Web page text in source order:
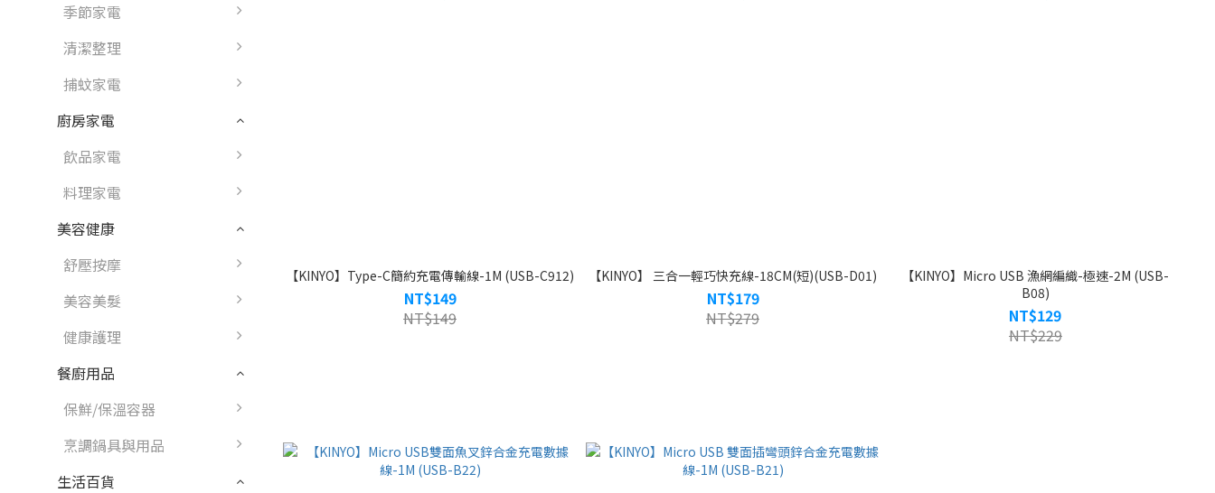
季節家電
清潔整理
捕蚊家電
廚房家電
飲品家電
料理家電
美容健康
舒壓按摩
美容美髮
健康護理
餐廚用品
保鮮/保溫容器
烹調鍋具與用品
生活百貨
【KINYO】Type-C簡約充電傳輸線-1M (USB-C912)
NT$149
NT$149
【KINYO】 三合一輕巧快充線-18CM(短)(USB-D01)
NT$179
NT$279
【KINYO】Micro USB 漁網編織-極速-2M (USB-
B08)
NT$129
NT$229